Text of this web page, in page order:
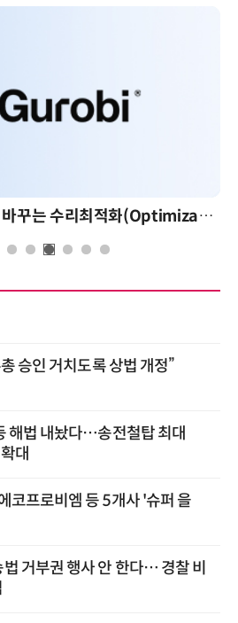
AI 시대의 의사결정을 바꾸는 수리최적화(Optimization): 실제 산업 적용 사례와 활용 전략
승인 거치도록 상법 개정”
해법 내놨다…송전철탑 최대
대
코프로비엠 등 5개사 '슈퍼 을
거부권 행사 안 한다… 경찰 비